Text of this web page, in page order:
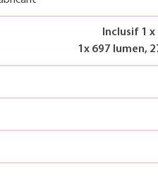
Inclusif 1 x
1x 697 lumen,